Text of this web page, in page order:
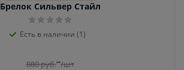
Брелок Сильвер Стайл
Есть в наличии (1)
880руб. /шт